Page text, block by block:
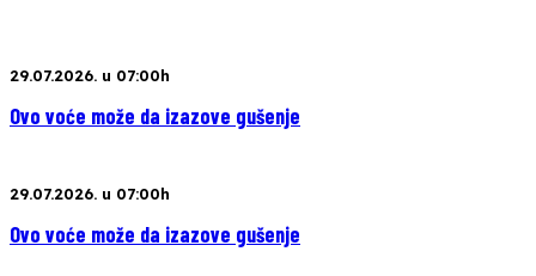
29.07.2026. u 07:00h
Ovo voće može da izazove gušenje
29.07.2026. u 07:00h
Ovo voće može da izazove gušenje